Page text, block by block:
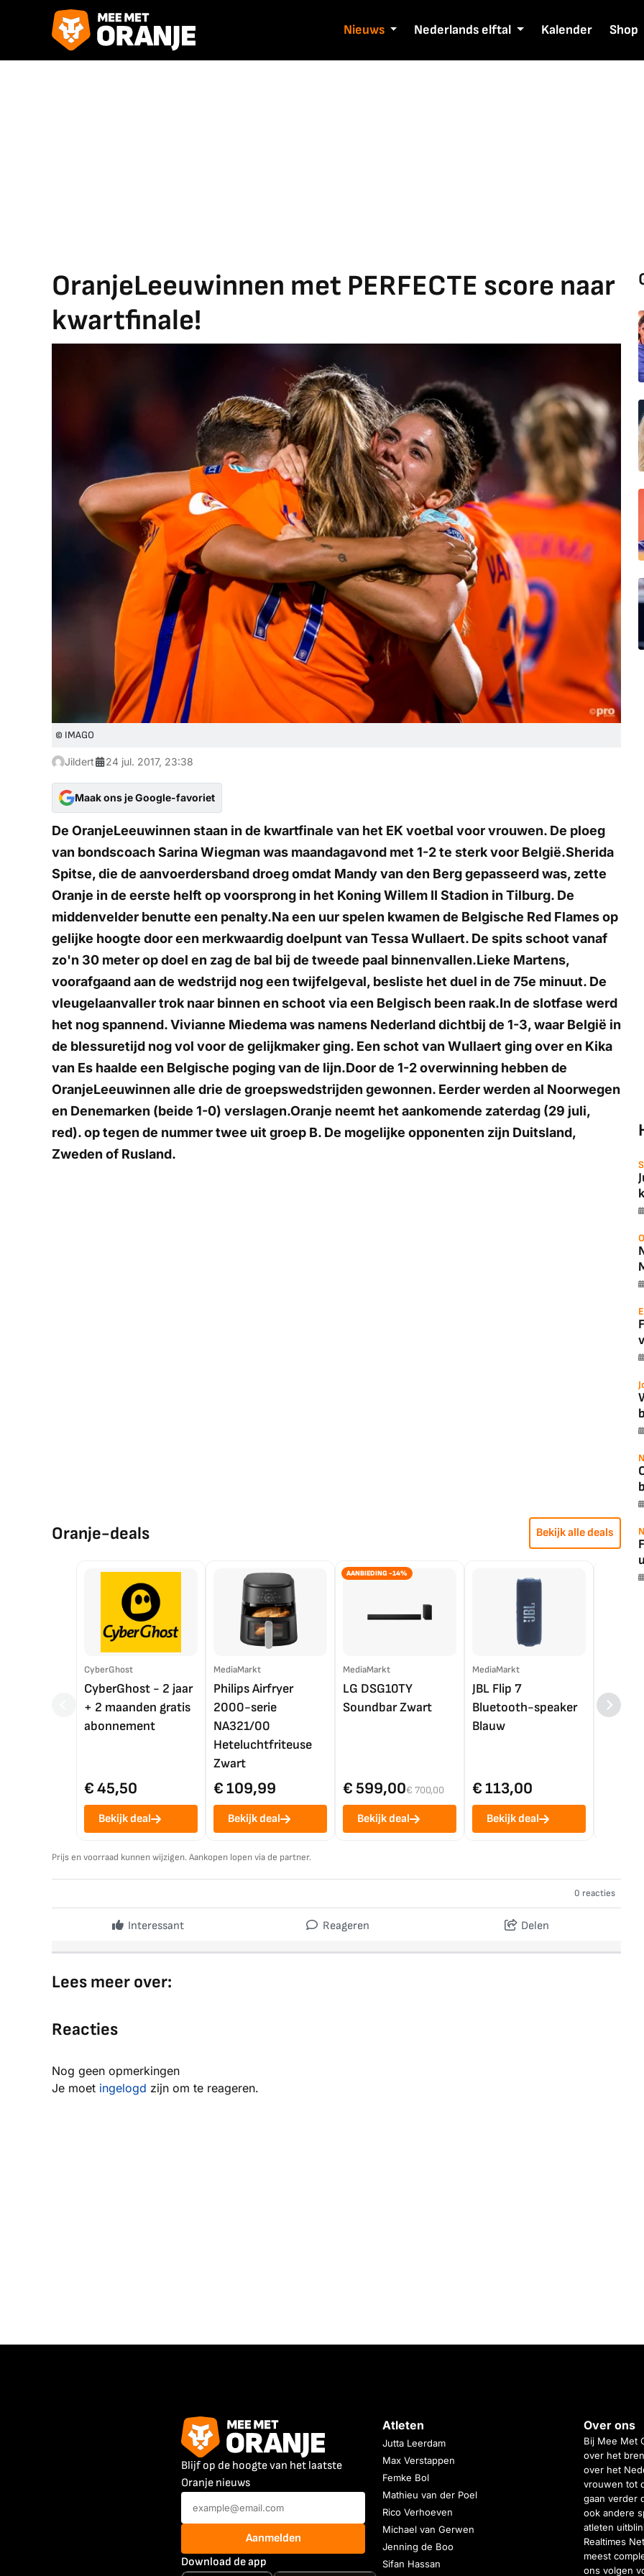
Nieuws Nederlands elftal Kalender Shop
OranjeLeeuwinnen met PERFECTE score naar
kwartfinale!
© IMAGO
Jildert 24 jul. 2017, 23:38
Maak ons je Google-favoriet
De OranjeLeeuwinnen staan in de kwartfinale van het EK voetbal voor vrouwen. De ploeg
van bondscoach Sarina Wiegman was maandagavond met 1-2 te sterk voor België.Sherida
Spitse, die de aanvoerdersband droeg omdat Mandy van den Berg gepasseerd was, zette
Oranje in de eerste helft op voorsprong in het Koning Willem II Stadion in Tilburg. De
middenvelder benutte een penalty.Na een uur spelen kwamen de Belgische Red Flames op
gelijke hoogte door een merkwaardig doelpunt van Tessa Wullaert. De spits schoot vanaf
zo'n 30 meter op doel en zag de bal bij de tweede paal binnenvallen.Lieke Martens,
voorafgaand aan de wedstrijd nog een twijfelgeval, besliste het duel in de 75e minuut. De
vleugelaanvaller trok naar binnen en schoot via een Belgisch been raak.In de slotfase werd
het nog spannend. Vivianne Miedema was namens Nederland dichtbij de 1-3, waar België in
de blessuretijd nog vol voor de gelijkmaker ging. Een schot van Wullaert ging over en Kika
van Es haalde een Belgische poging van de lijn.Door de 1-2 overwinning hebben de
OranjeLeeuwinnen alle drie de groepswedstrijden gewonnen. Eerder werden al Noorwegen
en Denemarken (beide 1-0) verslagen.Oranje neemt het aankomende zaterdag (29 juli,
red). op tegen de nummer twee uit groep B. De mogelijke opponenten zijn Duitsland,
Zweden of Rusland.
Oranje-deals Bekijk alle deals
CyberGhost
CyberGhost - 2 jaar
+ 2 maanden gratis
abonnement
€ 45,50
Bekijk deal
MediaMarkt
Philips Airfryer
2000-serie
NA321/00
Heteluchtfriteuse
Zwart
€ 109,99
Bekijk deal
AANBIEDING -14%
MediaMarkt
LG DSG10TY
Soundbar Zwart
€ 599,00€ 700,00
Bekijk deal
MediaMarkt
JBL Flip 7
Bluetooth-speaker
Blauw
€ 113,00
Bekijk deal
4K TV
Prijs en voorraad kunnen wijzigen. Aankopen lopen via de partner.
0 reacties
Interessant Reageren Delen
Lees meer over:
Reacties
Nog geen opmerkingen
Je moet ingelogd zijn om te reageren.
Blijf op de hoogte van het laatste
Oranje nieuws
Aanmelden
Download de app
Atleten
Jutta Leerdam
Max Verstappen
Femke Bol
Mathieu van der Poel
Rico Verhoeven
Michael van Gerwen
Jenning de Boo
Sifan Hassan
Over ons
Bij Mee Met
over het
over het
vrouwen tot
gaan verder
ook andere
atleten
Realtimes
meest
ons volgen